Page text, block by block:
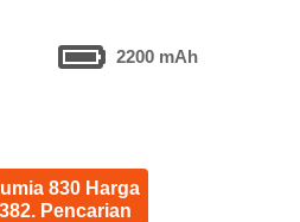
2200 mAh
830 Harga
Pencarian